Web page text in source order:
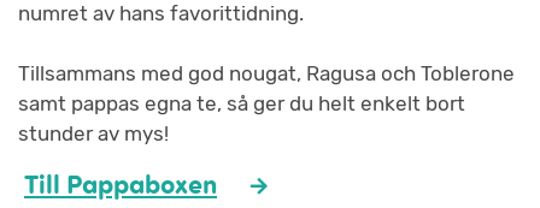
numret av hans favorittidning.
Tillsammans med god nougat, Ragusa och Toblerone
samt pappas egna te, så ger du helt enkelt bort
stunder av mys!
Till Pappaboxen